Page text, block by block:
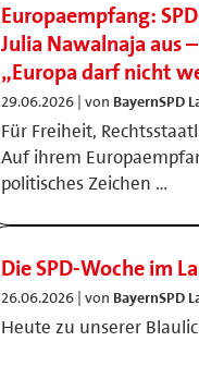
Europaempfang:
Julia Nawalnaja aus
„Europa darf nicht
29.06.2026 | von BayernSPD
Für Freiheit,
Auf ihrem
politisches Zeichen …
Die SPD-Woche im
26.06.2026 | von BayernSPD
Heute zu unserer